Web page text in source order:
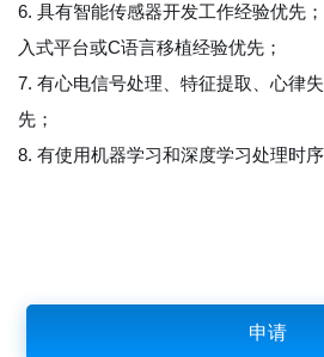
6. 具有智能传感器开发工作经验优先
入式平台或C语言移植经验优先；
7. 有心电信号处理、特征提取、心律
先；
8. 有使用机器学习和深度学习处理时
申请